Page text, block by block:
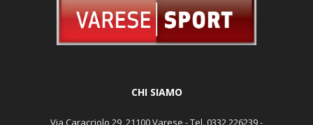
CHI SIAMO